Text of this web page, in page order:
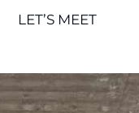
LET’S MEET